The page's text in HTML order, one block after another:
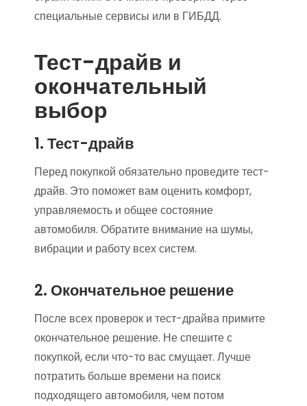
специальные сервисы или в ГИБДД.
Тест-драйв и
окончательный
выбор
1. Тест-драйв
Перед покупкой обязательно проведите тест-
драйв. Это поможет вам оценить комфорт,
управляемость и общее состояние
автомобиля. Обратите внимание на шумы,
вибрации и работу всех систем.
2. Окончательное решение
После всех проверок и тест-драйва примите
окончательное решение. Не спешите с
покупкой, если что-то вас смущает. Лучше
потратить больше времени на поиск
подходящего автомобиля, чем потом